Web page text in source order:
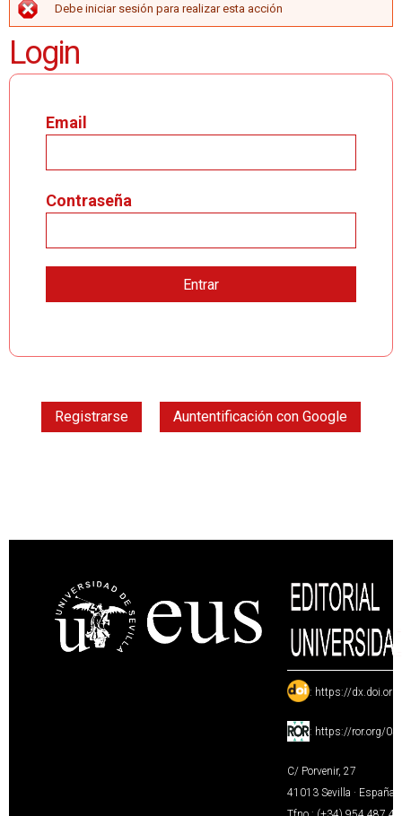
MENSAJE DE ERROR
Debe iniciar sesión para realizar esta acción
Login
Email
Contraseña
Registrarse Auntentificación con Google
: https://
: https://ror.org/
C/ Porvenir, 27
41013 Sevilla · España